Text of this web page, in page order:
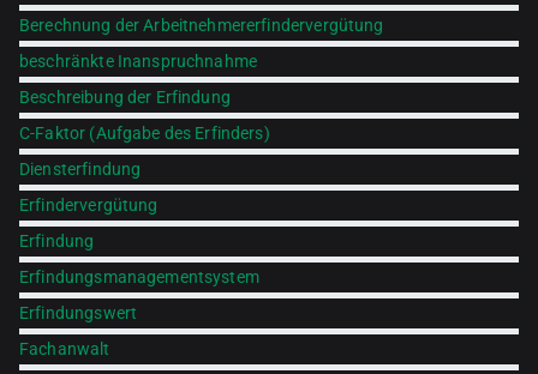
Berechnung der Arbeitnehmererfindervergütung
beschränkte Inanspruchnahme
Beschreibung der Erfindung
C-Faktor (Aufgabe des Erfinders)
Diensterfindung
Erfindervergütung
Erfindung
Erfindungsmanagementsystem
Erfindungswert
Fachanwalt